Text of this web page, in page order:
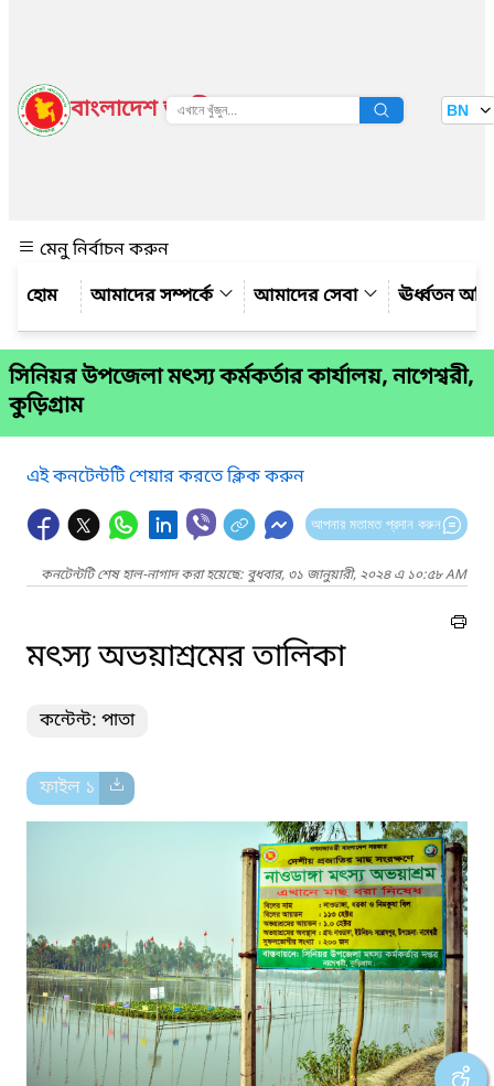
বাংলাদেশ জাতীয় তথ্য বাতায়ন BN
মেনু নির্বাচন করুন
আমাদের সম্পর্কে
আমাদের সেবা ঊর্ধ্বতন
সিনিয়র উপজেলা মৎস্য কর্মকর্তার কার্যালয়, নাগেশ্বরী,
কুড়িগ্রাম
এই কনটেন্টটি শেয়ার করতে ক্লিক করুন
আপনার মতামত প্রদান করুন
কনটেন্টটি শেষ হাল-নাগাদ করা হয়েছে: বুধবার, ৩১ জানুয়ারী, ২০২৪ এ ১০:৫৮ AM
মৎস্য অভয়াশ্রমের তালিকা
কন্টেন্ট: পাতা
ফাইল ১